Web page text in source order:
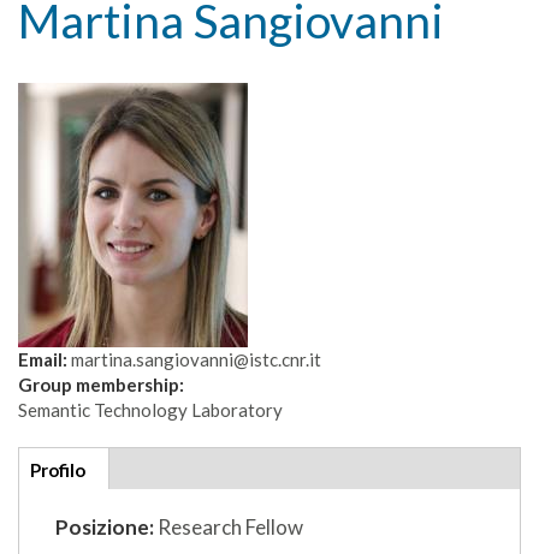
Martina Sangiovanni
Email: martina.sangiovanni@istc.cnr.it
Group membership:
Semantic Technology Laboratory
Additional
details
Profilo
attiva)
Posizione: Research Fellow